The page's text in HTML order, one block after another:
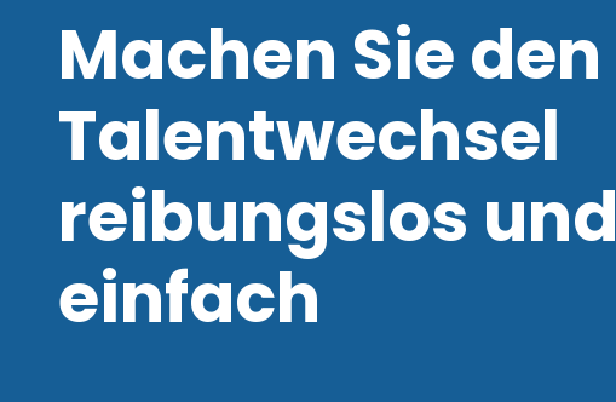
Machen Sie den
Talentwechsel
reibungslos und
einfach